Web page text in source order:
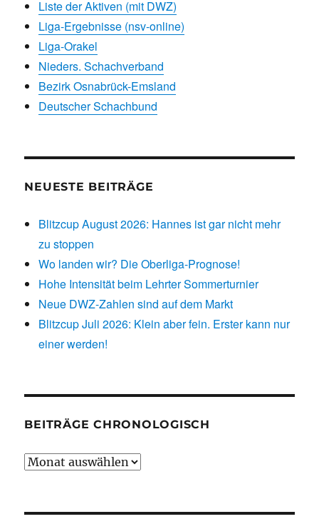
Liste der Aktiven (mit DWZ)
Liga-Ergebnisse (nsv-online)
Liga-Orakel
Nieders. Schachverband
Bezirk Osnabrück-Emsland
Deutscher Schachbund
NEUESTE BEITRÄGE
Blitzcup August 2026: Hannes ist gar nicht mehr
zu stoppen
Wo landen wir? Die Oberliga-Prognose!
Hohe Intensität beim Lehrter Sommerturnier
Neue DWZ-Zahlen sind auf dem Markt
Blitzcup Juli 2026: Klein aber fein. Erster kann nur
einer werden!
BEITRÄGE CHRONOLOGISCH
Beiträge